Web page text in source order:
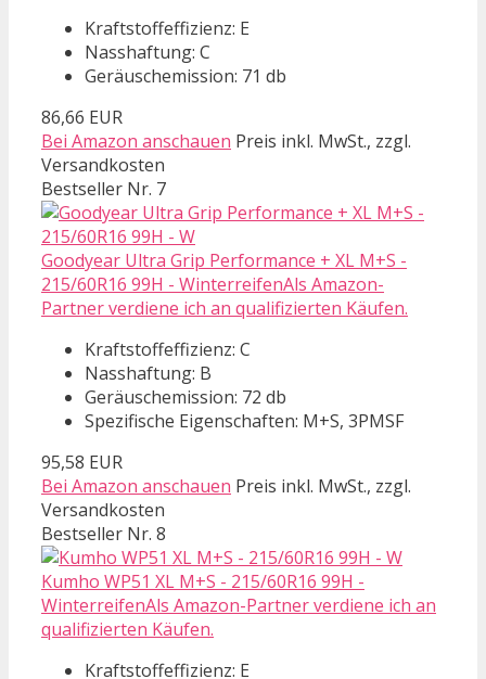
Kraftstoffeffizienz: E
Nasshaftung: C
Geräuschemission: 71 db
86,66 EUR
Bei Amazon anschauen Preis inkl. MwSt., zzgl.
Versandkosten
Bestseller Nr. 7
Goodyear Ultra Grip Performance + XL M+S -
215/60R16 99H - WinterreifenAls Amazon-
Partner verdiene ich an qualifizierten Käufen.
Kraftstoffeffizienz: C
Nasshaftung: B
Geräuschemission: 72 db
Spezifische Eigenschaften: M+S, 3PMSF
95,58 EUR
Bei Amazon anschauen Preis inkl. MwSt., zzgl.
Versandkosten
Bestseller Nr. 8
Kumho WP51 XL M+S - 215/60R16 99H -
WinterreifenAls Amazon-Partner verdiene ich an
qualifizierten Käufen.
Kraftstoffeffizienz: E